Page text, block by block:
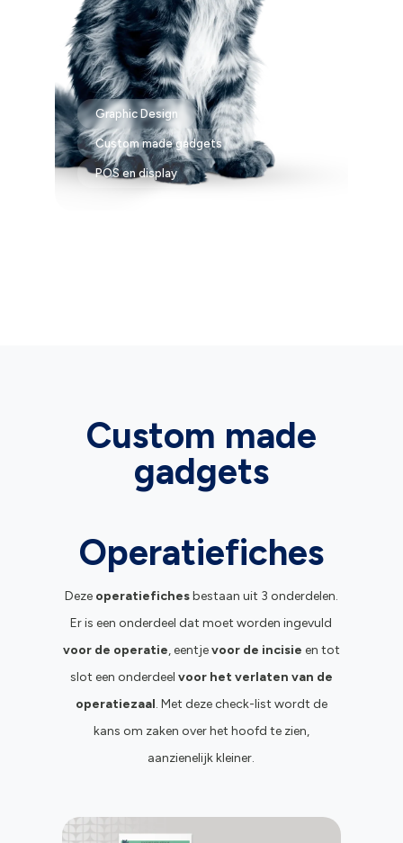
Graphic Design
Custom made gadgets
POS en display
Custom made
gadgets
Operatiefiches
Deze operatiefichesbestaan uit 3 onderdelen.
Er is een onderdeel dat moet worden ingevuld
voor de operatie, eentjevoor de incisie en tot
slot een onderdeel voor het verlaten van de
operatiezaal. Met deze check-list wordt de
kans om zaken over het hoofd te zien,
aanzienelijk kleiner.